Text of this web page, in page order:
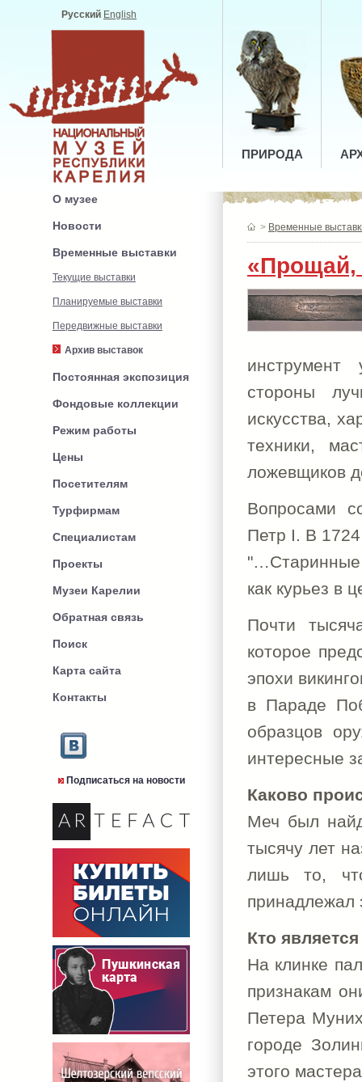
Русский English
ПРИРОДА
О музее
Новости
Временные выставки
Текущие выставки
Планируемые выставки
Передвижные выставки
Архив выставок
Постоянная экспозиция
Фондовые коллекции
Режим работы
Цены
Посетителям
Турфирмам
Специалистам
Проекты
Музеи Карелии
Обратная связь
Поиск
Карта сайта
Контакты
Подписаться на новости
> Временные
«Прощай,
инструмент
стороны
искусства,
техники,
ложевщиков
Вопросами
Петр I. В 1724
"…Старинные
как курьез в
Почти
которое
эпохи
в Параде
образцов
интересные
Каково
Меч был
тысячу лет
лишь то,
принадлежал
Кто
На клинке
признакам
Петера
городе
этого